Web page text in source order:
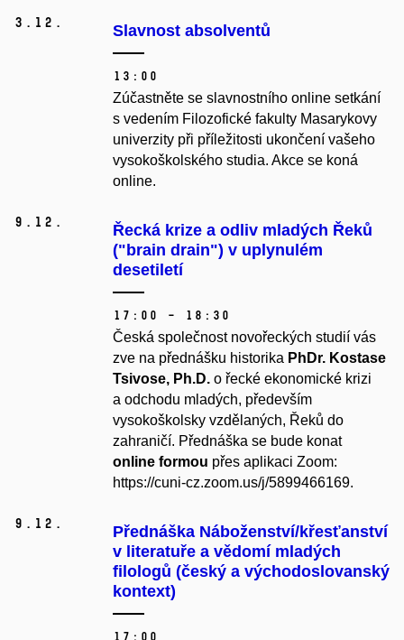
3. 12. Slavnost absolventů
13:00
Zúčastněte se slavnostního online setkání
s vedením Filozofické fakulty Masarykovy
univerzity při příležitosti ukončení vašeho
vysokoškolského studia. Akce se koná
online.
9. 12.
Řecká krize a odliv mladých Řeků
("brain drain") v uplynulém
desetiletí
17:00 – 18:30
Česká společnost novořeckých studií vás
zve na přednášku historika PhDr. Kostase
Tsivose, Ph.D. o řecké ekonomické krizi
a odchodu mladých, především
vysokoškolsky vzdělaných, Řeků do
zahraničí. Přednáška se bude konat
online formou přes aplikaci Zoom:
https://cuni-cz.zoom.us/j/5899466169.
9. 12.
Přednáška Náboženství/křesťanství
v literatuře a vědomí mladých
filologů (český a východoslovanský
kontext)